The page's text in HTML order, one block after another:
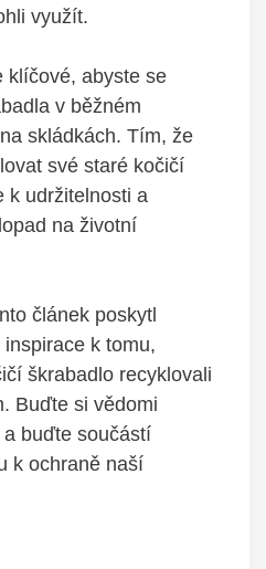
využít.
klíčové, abyste se
v běžném
skládkách. Tím, že
své staré kočičí
k udržitelnosti a
na životní
článek poskytl
k tomu,
škrabadlo recyklovali
Buďte si vědomi
buďte součástí
k ochraně naší